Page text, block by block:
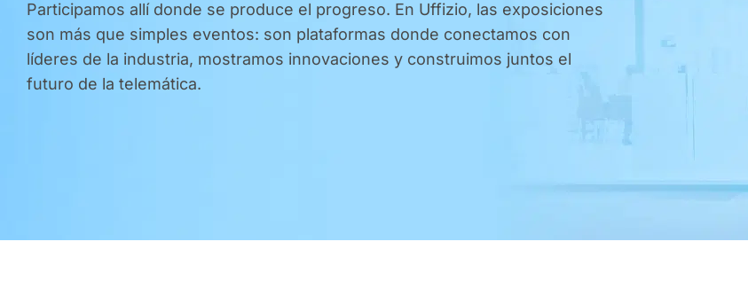
Participamos allí donde se produce el progreso. En Uffizio, las exposiciones
son más que simples eventos: son plataformas donde conectamos con
líderes de la industria, mostramos innovaciones y construimos juntos el
futuro de la telemática.